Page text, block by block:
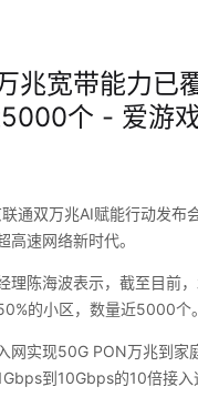
兆宽带能力已
个 - 爱游
通双万兆AI赋能行动发布
高速网络新时代。
理陈海波表示，截至目前
的小区，数量近5000个。
网实现50G PON万兆到家
到10Gbps的10倍接入